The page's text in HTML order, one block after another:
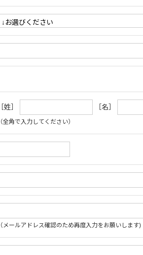
［姓］ ［名］
（全角で入力してください）
（メールアドレス確認のため再度入力をお願いします)